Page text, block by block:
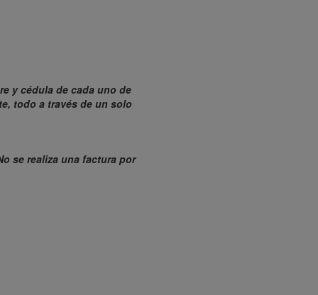
y cédula de cada uno de
todo a través de un solo
se realiza una factura por